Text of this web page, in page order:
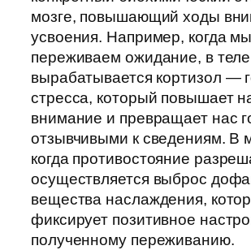
мозге, повышающий ходы
усвоения. Например, когда мы
переживаем ожидание, в теле
вырабатывается кортизол —
стресса, который повышает
внимание и превращает нас
отзывчивыми к сведениям. В
когда противостояние
осуществляется выброс
вещества наслаждения,
фиксирует позитивное
полученному переживанию.